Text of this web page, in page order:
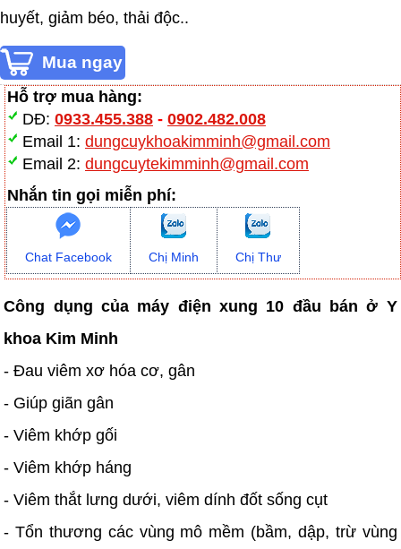
huyết, giảm béo, thải độc..
Hỗ trợ mua hàng:
DĐ: 0933.455.388- 0902.482.008
Email 1: dungcuykhoakimminh@gmail.com
Email 2: dungcuytekimminh@gmail.com
Nhắn tin gọi miễn phí:
Chat Facebook Chị Minh Chị Thư
Công dụng của máy điện xung 10 đầu bán ở Y
khoa Kim Minh
- Đau viêm xơ hóa cơ, gân
- Giúp giãn gân
- Viêm khớp gối
- Viêm khớp háng
- Viêm thắt lưng dưới, viêm dính đốt sống cụt
- Tổn thương các vùng mô mềm (bầm, dập, trừ vùng